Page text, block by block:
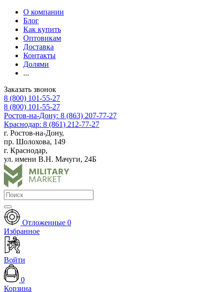
О компании
Блог
Как купить
Оптовикам
Доставка
Контакты
Долями
...
Заказать звонок
8 (800) 101-55-27
8 (800) 101-55-27
Ростов-на-Дону: 8 (863) 207-77-27
Краснодар: 8 (861) 212-77-27
г. Ростов-на-Дону,
пр. Шолохова, 149
г. Краснодар,
ул. имени В.Н. Мачуги, 24Б
Отложенные 0
Избранное
Войти
0
Корзина